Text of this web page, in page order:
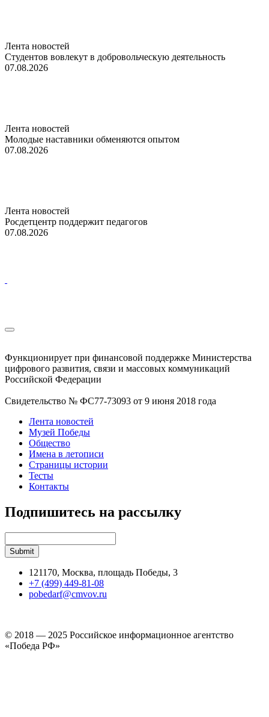
Лента новостей
Студентов вовлекут в добровольческую деятельность
07.08.2026
Лента новостей
Молодые наставники обменяются опытом
07.08.2026
Лента новостей
Росдетцентр поддержит педагогов
07.08.2026
Функционирует при финансовой поддержке Министерства
цифрового развития, связи и массовых коммуникаций
Российской Федерации
Свидетельство № ФС77-73093 от 9 июня 2018 года
Лента новостей
Музей Победы
Общество
Имена в летописи
Страницы истории
Тесты
Контакты
Подпишитесь на рассылку
121170, Москва, площадь Победы, 3
+7 (499) 449-81-08
pobedarf@cmvov.ru
© 2018 — 2025 Российское информационное агентство
«Победа РФ»